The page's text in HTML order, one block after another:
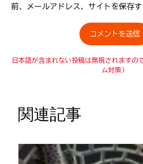
前、メールアドレス、サイトを保存す
日本語が含まれない投稿は無視されますの
ム対策）
関連記事